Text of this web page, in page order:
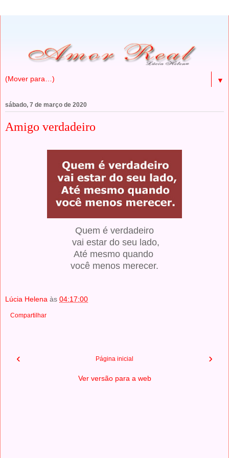
▼
sábado, 7 de março de 2020
Amigo verdadeiro
Quem é verdadeiro
vai estar do seu lado,
Até mesmo quando
você menos merecer.
Lúcia Helena às 04:17:00
Compartilhar
‹ ›
Página inicial
Ver versão para a web